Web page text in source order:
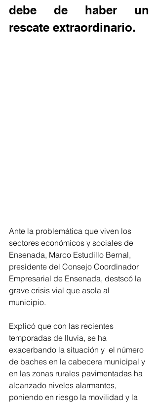
debe de haber un
rescate extraordinario.
Ante la problemática que viven los
sectores económicos y sociales de
Ensenada, Marco Estudillo Bernal,
presidente del Consejo Coordinador
Empresarial de Ensenada, destscó la
grave crisis vial que asola al
municipio.
Explicó que con las recientes
temporadas de lluvia, se ha
exacerbando la situación y  el número
de baches en la cabecera municipal y
en las zonas rurales pavimentadas ha
alcanzado niveles alarmantes,
poniendo en riesgo la movilidad y la